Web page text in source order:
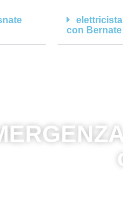
con Bernate